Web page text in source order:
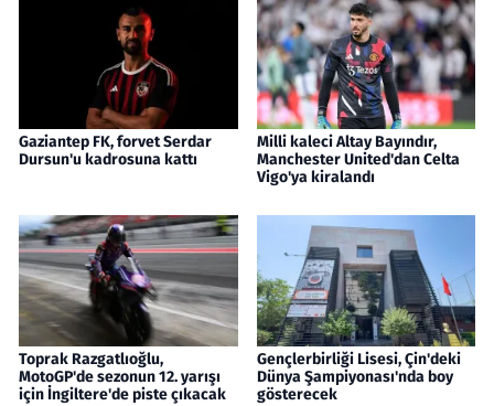
Gaziantep FK, forvet Serdar
Dursun'u kadrosuna kattı
Milli kaleci Altay Bayındır,
Manchester United'dan Celta
Vigo'ya kiralandı
Toprak Razgatlıoğlu,
MotoGP'de sezonun 12. yarışı
için İngiltere'de piste çıkacak
Gençlerbirliği Lisesi, Çin'deki
Dünya Şampiyonası'nda boy
gösterecek